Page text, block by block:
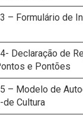
– Formulário de
Declaração de
e Pontões
– Modelo de
Cultura